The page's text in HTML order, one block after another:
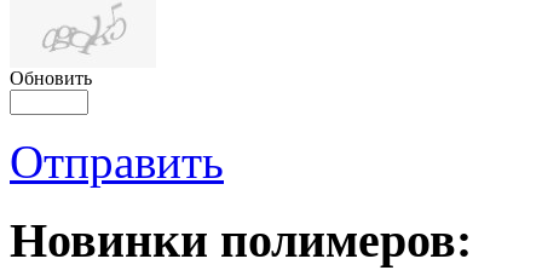
Обновить
Отправить
Новинки полимеров: